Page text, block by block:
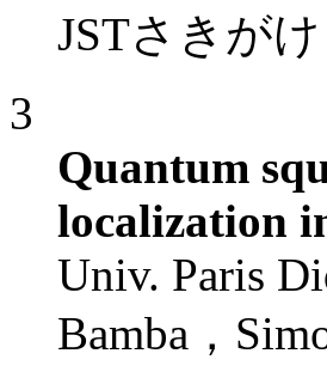
JSTさきが
3
Quantum
localization
Univ. Paris
Bamba，